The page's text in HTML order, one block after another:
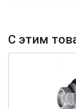
С этим